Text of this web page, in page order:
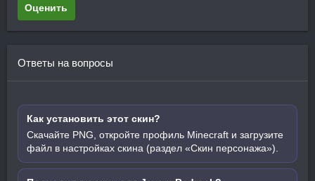
Оценить
Ответы на вопросы
Как установить этот скин?
Скачайте PNG, откройте профиль Minecraft и загрузите
файл в настройках скина (раздел «Скин персонажа»).